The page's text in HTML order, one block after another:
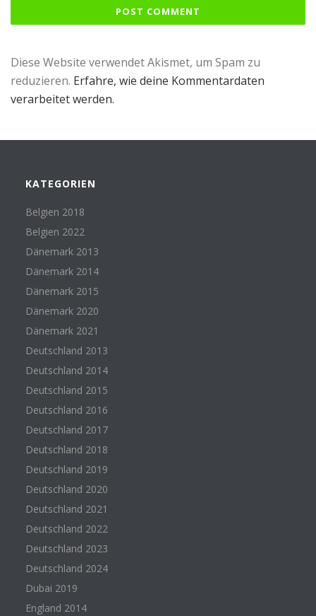
Diese Website verwendet Akismet, um Spam zu
reduzieren. Erfahre, wie deine Kommentardaten
verarbeitet werden.
KATEGORIEN
Belgien 2018
Belgien 2022
Dänemark 2013
Dänemark 2014
Dänemark 2015
Dänemark 2020
Dänemark 2021
Deutschland 2013
Deutschland 2014
Deutschland 2015
Deutschland 2016
Deutschland 2017
Deutschland 2018
Deutschland 2019
Deutschland 2020
Deutschland 2021
Deutschland 2022
Deutschland 2023
Deutschland 2024
Dubai 2019
England 2014